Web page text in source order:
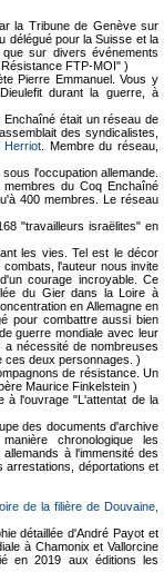
la Tribune de Genève sur
délégué pour la Suisse et la
sur divers événements
FTP-MOI" )
Pierre Emmanuel. Vous y
durant la guerre, à
Enchaîné était un réseau de
des syndicalistes,
Herriot . Membre du réseau,
l'occupation allemande.
du Coq Enchaîné
400 membres. Le réseau
"travailleurs israëlites" en
les vies. Tel est le décor
l'auteur nous invite
courage incroyable. Ce
du Gier dans la Loire à
en Allemagne en
pour combattre aussi bien
guerre mondiale avec leur
nécessité de nombreuses
ces deux personnages. )
de résistance. Un
Maurice Finkelstein )
à l'ouvrage "L'attentat de la
des documents d'archive
chronologique les
à l'immensité des
arrestations, déportations et
de la filière de Douvaine,
détaillée d'André Payot et
à Chamonix et Vallorcine
en 2019 aux éditions les